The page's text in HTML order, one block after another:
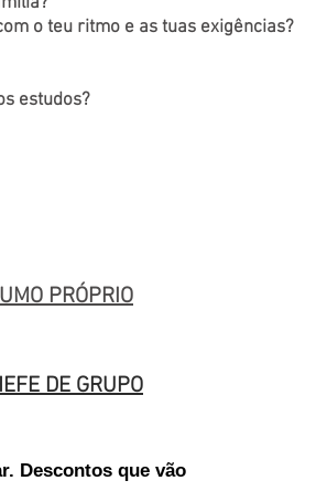
o teu ritmo e as tuas exigências?
estudos?
PRÓPRIO
DE GRUPO
Descontos que vão